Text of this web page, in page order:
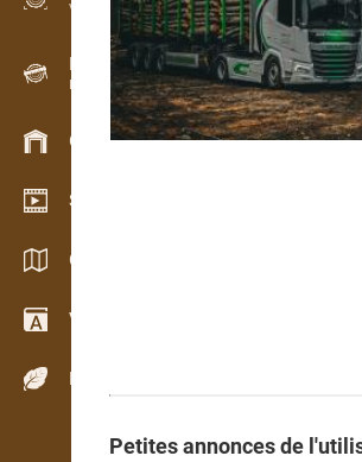
Volume de bois avec IA
Enregistreur
Inventaire du bois sur le terrain
Gestion du stock
Schowroom vidéo
Catalogues / Brochures
Vocabulaire
Espèces de bois
Petites annonces de